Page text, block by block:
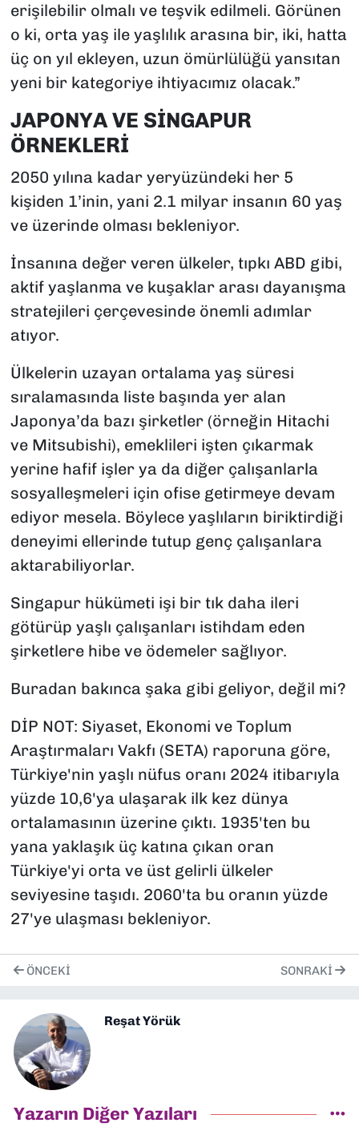
erişilebilir olmalı ve teşvik edilmeli. Görünen
o ki, orta yaş ile yaşlılık arasına bir, iki, hatta
üç on yıl ekleyen, uzun ömürlülüğü yansıtan
yeni bir kategoriye ihtiyacımız olacak.”
JAPONYA VE SİNGAPUR
ÖRNEKLERİ
2050 yılına kadar yeryüzündeki her 5
kişiden 1’inin, yani 2.1 milyar insanın 60 yaş
ve üzerinde olması bekleniyor.
İnsanına değer veren ülkeler, tıpkı ABD gibi,
aktif yaşlanma ve kuşaklar arası dayanışma
stratejileri çerçevesinde önemli adımlar
atıyor.
Ülkelerin uzayan ortalama yaş süresi
sıralamasında liste başında yer alan
Japonya’da bazı şirketler (örneğin Hitachi
ve Mitsubishi), emeklileri işten çıkarmak
yerine hafif işler ya da diğer çalışanlarla
sosyalleşmeleri için ofise getirmeye devam
ediyor mesela. Böylece yaşlıların biriktirdiği
deneyimi ellerinde tutup genç çalışanlara
aktarabiliyorlar.
Singapur hükümeti işi bir tık daha ileri
götürüp yaşlı çalışanları istihdam eden
şirketlere hibe ve ödemeler sağlıyor.
Buradan bakınca şaka gibi geliyor, değil mi?
DİP NOT: Siyaset, Ekonomi ve Toplum
Araştırmaları Vakfı (SETA) raporuna göre,
Türkiye'nin yaşlı nüfus oranı 2024 itibarıyla
yüzde 10,6'ya ulaşarak ilk kez dünya
ortalamasının üzerine çıktı. 1935'ten bu
yana yaklaşık üç katına çıkan oran
Türkiye'yi orta ve üst gelirli ülkeler
seviyesine taşıdı. 2060'ta bu oranın yüzde
27'ye ulaşması bekleniyor.
ÖNCEKI SONRAKI
Reşat Yörük
Yazarın Diğer Yazıları